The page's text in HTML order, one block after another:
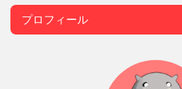
プロフィール